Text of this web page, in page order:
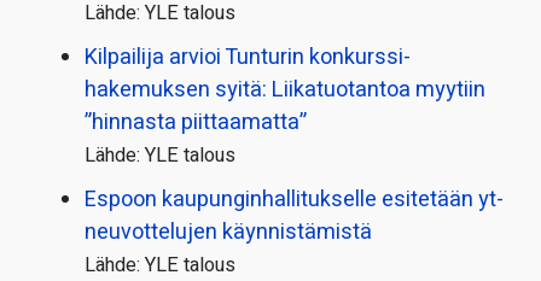
Lähde: YLE talous
Kilpailija arvioi Tunturin konkurssi­
hakemuksen syitä: Liikatuotantoa myytiin
”hinnasta piittaamatta”
Lähde: YLE talous
Espoon kaupungin­hallitukselle esitetään yt-
neuvottelujen käynnistämistä
Lähde: YLE talous